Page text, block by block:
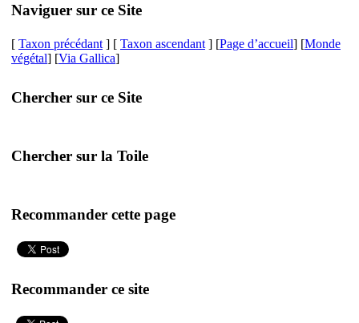
Naviguer sur ce Site
[ Taxon précédant ] [ Taxon ascendant ] [Page d’accueil] [Monde
végétal] [Via Gallica]
Chercher sur ce Site
Chercher sur la Toile
Recommander cette page
Recommander ce site